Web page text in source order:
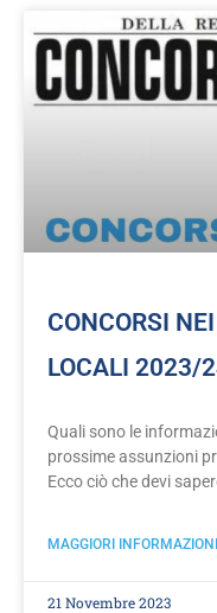
CONCORSI
LOCALI 2023/
Quali sono le
prossime assunzioni
Ecco ciò che devi
MAGGIORI
21 Novembre 2023